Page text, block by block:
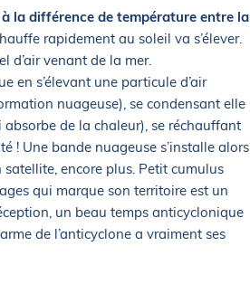
la différence de température entre la
rapidement au soleil va s’élever.
d’air venant de la mer.
en s’élevant une particule d’air
nuageuse), se condensant elle
de la chaleur), se réchauffant
! Une bande nuageuse s’installe alors
satellite, encore plus. Petit cumulus
qui marque son territoire est un
un beau temps anticyclonique
de l’anticyclone a vraiment ses